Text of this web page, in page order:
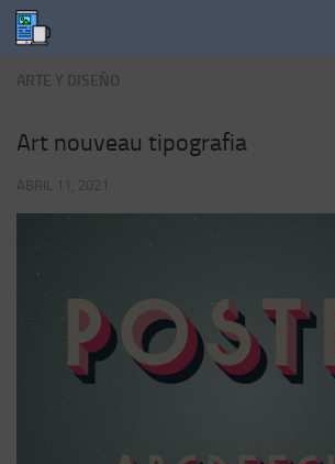
Saltar al contenido
ARTE Y DISEÑO
Art nouveau tipografia
ABRIL 11, 2021